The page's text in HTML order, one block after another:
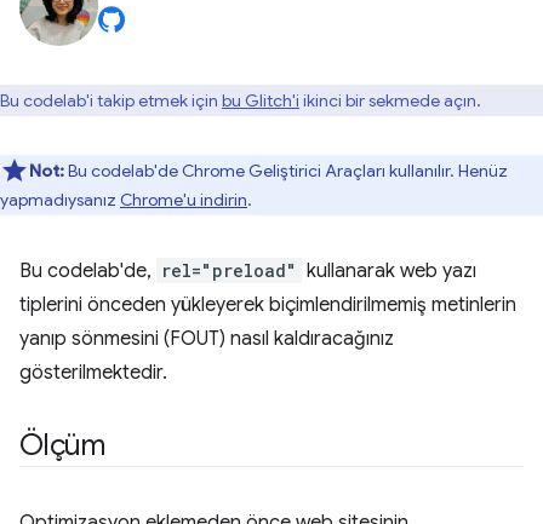
Bu codelab'i takip etmek için bu Glitch'i ikinci bir sekmede açın.
Not:Bu codelab'de Chrome Geliştirici Araçları kullanılır. Henüz
yapmadıysanız Chrome'u indirin.
Bu codelab'de, rel="preload" kullanarak web yazı
tiplerini önceden yükleyerek biçimlendirilmemiş metinlerin
yanıp sönmesini (FOUT) nasıl kaldıracağınız
gösterilmektedir.
Ölçüm